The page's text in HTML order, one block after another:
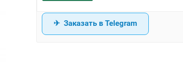
Заказать в Telegram